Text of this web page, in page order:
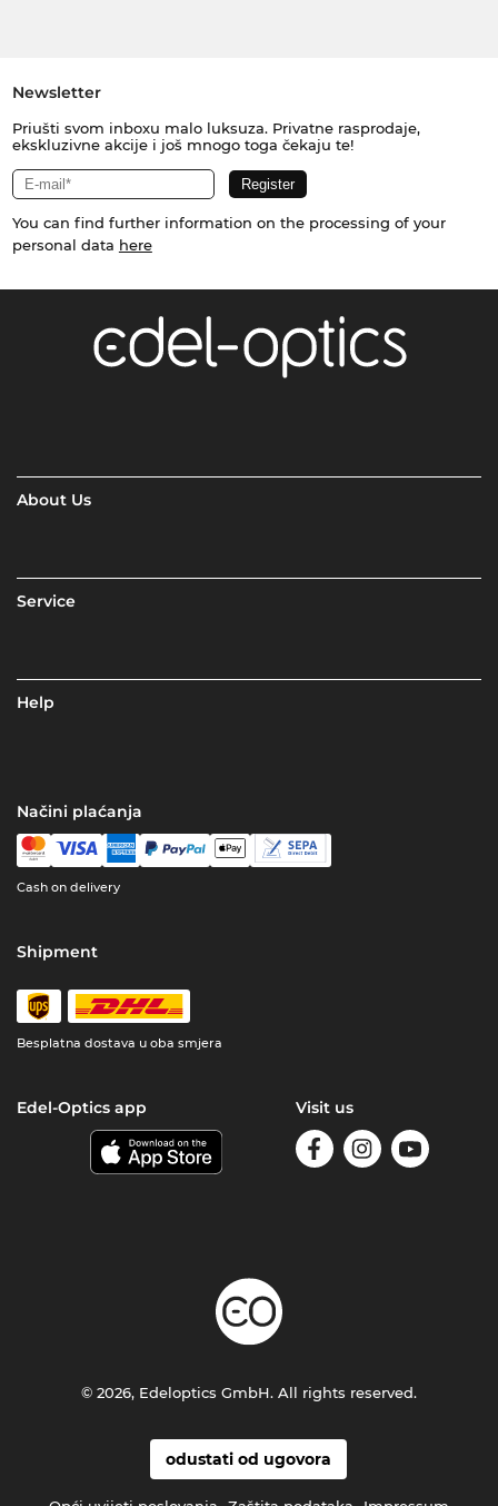
Newsletter
Priušti svom inboxu malo luksuza. Privatne rasprodaje,
ekskluzivne akcije i još mnogo toga čekaju te!
You can find further information on the processing of your
personal data here
About Us
Service
Help
Načini plaćanja
Cash on delivery
Shipment
Besplatna dostava u oba smjera
Edel-Optics app Visit us
odustati od ugovora
© 2026, Edeloptics GmbH. All rights reserved.